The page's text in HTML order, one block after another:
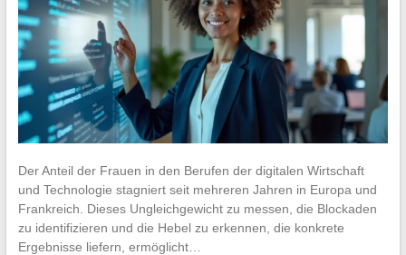
Der Anteil der Frauen in den Berufen der digitalen Wirtschaft
und Technologie stagniert seit mehreren Jahren in Europa und
Frankreich. Dieses Ungleichgewicht zu messen, die Blockaden
zu identifizieren und die Hebel zu erkennen, die konkrete
Ergebnisse liefern, ermöglicht…